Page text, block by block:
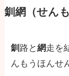
釧網（せんも
釧 路と網走を
んもうほんせ